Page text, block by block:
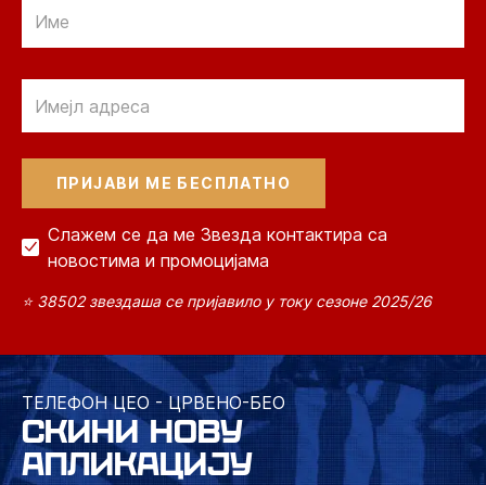
Слажем се да ме Звезда контактира са
новостима и промоцијама
⭐ 38502 звездаша се пријавило у току сезоне 2025/26
ТЕЛЕФОН ЦЕО - ЦРВЕНО-БЕО
СКИНИ НОВУ
АПЛИКАЦИЈУ